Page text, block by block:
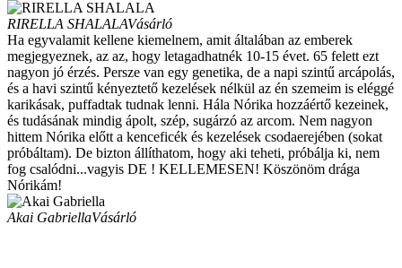
RIRELLA SHALALAVásárló
Ha egyvalamit kellene kiemelnem, amit általában az emberek
megjegyeznek, az az, hogy letagadhatnék 10-15 évet. 65 felett ezt
nagyon jó érzés. Persze van egy genetika, de a napi szintű arcápolás,
és a havi szintű kényeztető kezelések nélkül az én szemeim is eléggé
karikásak, puffadtak tudnak lenni. Hála Nórika hozzáértő kezeinek,
és tudásának mindig ápolt, szép, sugárzó az arcom. Nem nagyon
hittem Nórika előtt a kenceficék és kezelések csodaerejében (sokat
próbáltam). De bizton állíthatom, hogy aki teheti, próbálja ki, nem
fog csalódni...vagyis DE ! KELLEMESEN! Köszönöm drága
Nórikám!
Akai GabriellaVásárló